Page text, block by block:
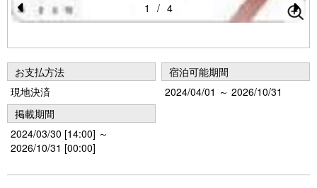
Pr
e
vi
o
u
s
N
e
xt
1 / 4
お支払方法
現地決済
宿泊可能期間
2024/04/01 ～ 2026/10/31
掲載期間
2024/03/30 [14:00] ～
2026/10/31 [00:00]